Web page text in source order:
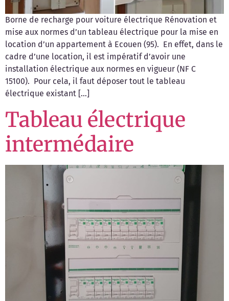
Borne de recharge pour voiture électrique Rénovation et
mise aux normes d’un tableau électrique pour la mise en
location d’un appartement à Ecouen (95). En effet, dans le
cadre d’une location, il est impératif d’avoir une
installation électrique aux normes en vigueur (NF C
15100). Pour cela, il faut déposer tout le tableau
électrique existant […]
Tableau électrique
intermédaire